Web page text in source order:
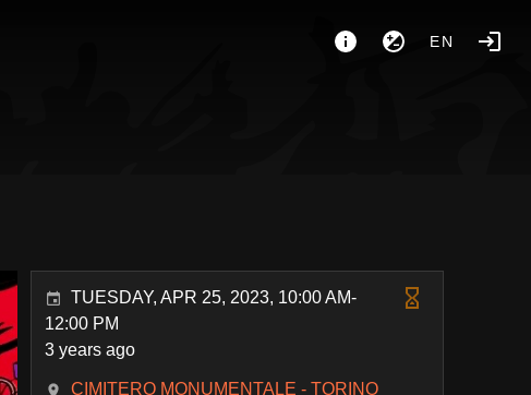
EN
TUESDAY, APR 25, 2023, 10:00 AM-
12:00 PM
3 years ago
CIMITERO MONUMENTALE - TORINO